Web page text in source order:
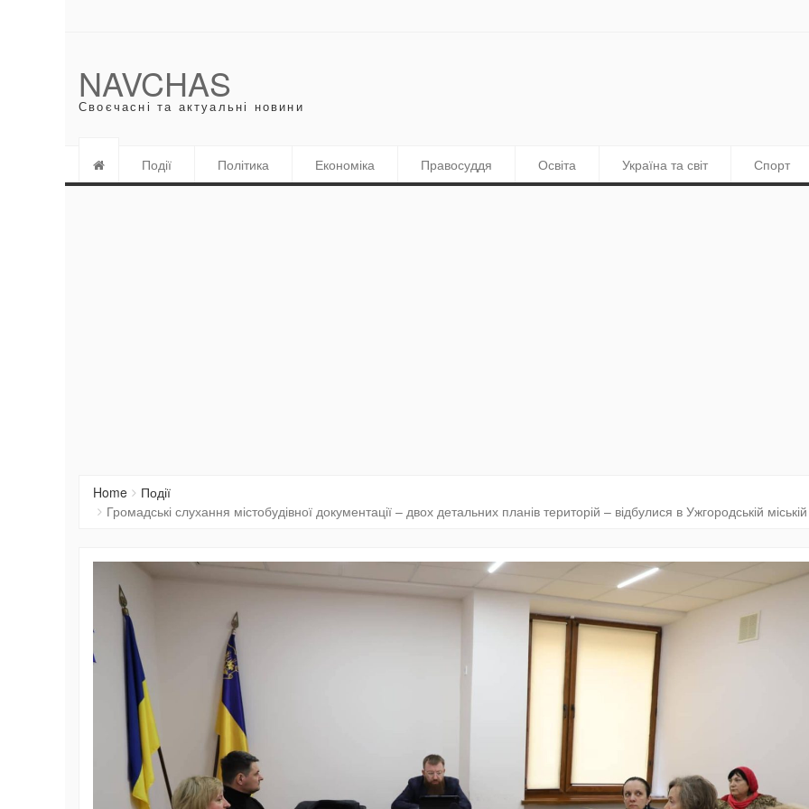
NAVCHAS
Своєчасні та актуальні новини
Події Політика Економіка Правосуддя Освіта Україна та світ Спорт
Home
Події
Громадські слухання містобудівної документації – двох детальних планів територій – відбулися в Ужгородській